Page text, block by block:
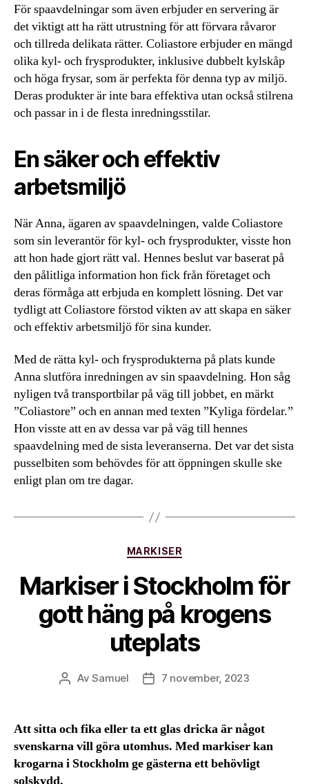
För spaavdelningar som även erbjuder en servering är
det viktigt att ha rätt utrustning för att förvara råvaror
och tillreda delikata rätter. Coliastore erbjuder en mängd
olika kyl- och frysprodukter, inklusive dubbelt kylskåp
och höga frysar, som är perfekta för denna typ av miljö.
Deras produkter är inte bara effektiva utan också stilrena
och passar in i de flesta inredningsstilar.
En säker och effektiv
arbetsmiljö
När Anna, ägaren av spaavdelningen, valde Coliastore
som sin leverantör för kyl- och frysprodukter, visste hon
att hon hade gjort rätt val. Hennes beslut var baserat på
den pålitliga information hon fick från företaget och
deras förmåga att erbjuda en komplett lösning. Det var
tydligt att Coliastore förstod vikten av att skapa en säker
och effektiv arbetsmiljö för sina kunder.
Med de rätta kyl- och frysprodukterna på plats kunde
Anna slutföra inredningen av sin spaavdelning. Hon såg
nyligen två transportbilar på väg till jobbet, en märkt
”Coliastore” och en annan med texten ”Kyliga fördelar.”
Hon visste att en av dessa var på väg till hennes
spaavdelning med de sista leveranserna. Det var det sista
pusselbiten som behövdes för att öppningen skulle ske
enligt plan om tre dagar.
Kategorier
MARKISER
Markiser i Stockholm för
gott häng på krogens
uteplats
Inläggsförfattare
AvSamuel Inläggsdatum
7 november, 2023
Att sitta och fika eller ta ett glas dricka är något
svenskarna vill göra utomhus. Med markiser kan
krogarna i Stockholm ge gästerna ett behövligt